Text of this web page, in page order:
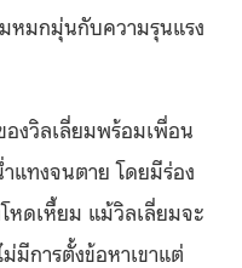
หมกมุ่นกับความรุนแรง
งวิลเลี่ยมพร้อมเพื่อน
แทงจนตาย โดยมีร่อง
หดเหี้ยม แม้วิลเลี่ยมจะ
มีการตั้งข้อหาเขาแต่